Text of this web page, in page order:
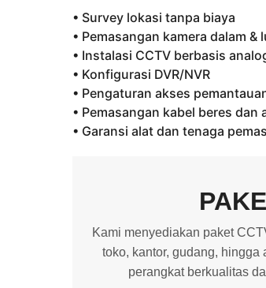
• Survey lokasi tanpa biaya
• Pemasangan kamera dalam &
• Instalasi CCTV berbasis
• Konfigurasi DVR/NVR
• Pengaturan akses
• Pemasangan kabel beres dan
• Garansi alat dan tenaga
Kami menyediakan paket
toko, kantor, gudang,
perangkat berkualitas